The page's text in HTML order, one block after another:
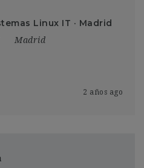
Linux IT · Madrid
Madrid
2 años ago